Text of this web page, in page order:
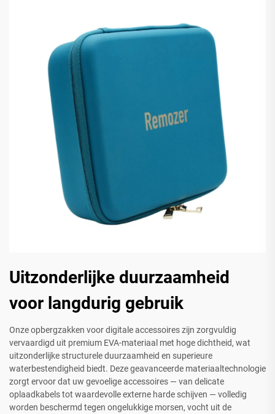
Uitzonderlijke duurzaamheid
voor langdurig gebruik
Onze opbergzakken voor digitale accessoires zijn zorgvuldig
vervaardigd uit premium EVA-materiaal met hoge dichtheid, wat
uitzonderlijke structurele duurzaamheid en superieure
waterbestendigheid biedt. Deze geavanceerde materiaaltechnologie
zorgt ervoor dat uw gevoelige accessoires — van delicate
oplaadkabels tot waardevolle externe harde schijven — volledig
worden beschermd tegen ongelukkige morsen, vocht uit de